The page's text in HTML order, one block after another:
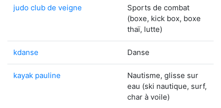
judo club de veigne
Sports de combat
(boxe, kick box, boxe
thaï, lutte)
kdanse Danse
kayak pauline
Nautisme, glisse sur
eau (ski nautique, surf,
char à voile)